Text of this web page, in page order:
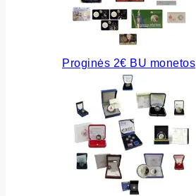
Proginės 2€ BU monetos